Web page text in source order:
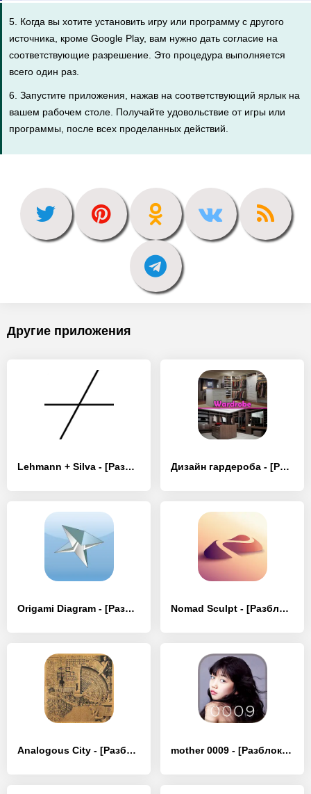
5. Когда вы хотите установить игру или программу с другого
источника, кроме Google Play, вам нужно дать согласие на
соответствующие разрешение. Это процедура выполняется
всего один раз.
6. Запустите приложения, нажав на соответствующий ярлык на
вашем рабочем столе. Получайте удовольствие от игры или
программы, после всех проделанных действий.
Другие приложения
Lehmann + Silva - [Разблокированная версия] Дизайн гардероба - [Разблокированная версия]
Origami Diagram - [Разблокированная версия] Nomad Sculpt - [Разблокированная версия]
Analogous City - [Разблокированная версия] mother 0009 - [Разблокированная версия]